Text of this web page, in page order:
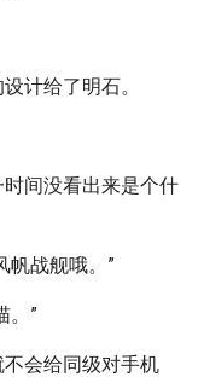
计给了明石。
间没看出来是个什
帆战舰哦。”
。”
会给同级对手机